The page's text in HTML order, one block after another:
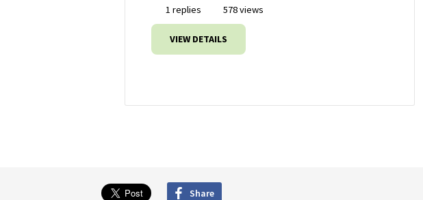
1 replies 578 views
VIEW DETAILS
Share